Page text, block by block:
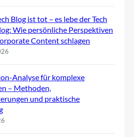
Blog ist tot – es lebe der Tech
Wie persönliche Perspektiven
Content schlagen
Analyse für komplexe
– Methoden,
und praktische